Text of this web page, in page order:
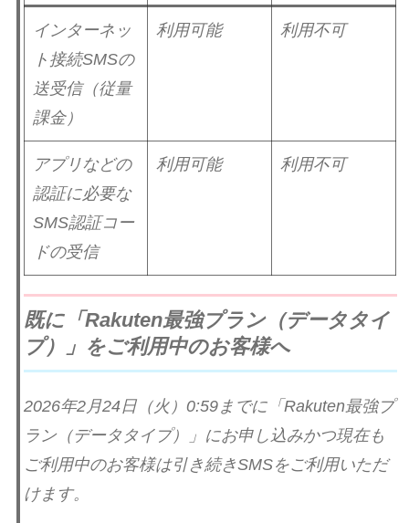
インターネッ
ト接続SMSの
送受信（従量
課金）
利用可能 利用不可
アプリなどの
認証に必要な
SMS認証コー
ドの受信
利用可能 利用不可
既に「Rakuten最強プラン（データタイ
プ）」をご利用中のお客様へ
2026年2月24日（火）0:59までに「Rakuten最強プ
ラン（データタイプ）」にお申し込みかつ現在も
ご利用中のお客様は引き続きSMSをご利用いただ
けます。